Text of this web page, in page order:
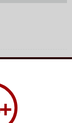
BDSM Light